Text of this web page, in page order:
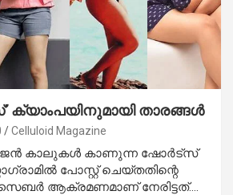
ക്യാംപയിനുമായി താരങ്ങള്‍
Celluloid Magazine
കാലുകള്‍ കാണുന്ന ഷോര്‍ട്‌സ്
പോസ്റ്റ് ചെയ്തതിന്റെ
ആക്രമണമാണ് നേരിട്ടത്.…